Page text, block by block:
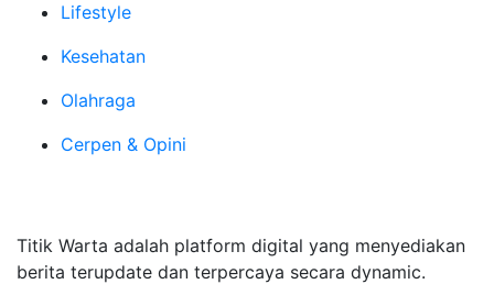
Lifestyle
Kesehatan
Olahraga
Cerpen & Opini
Titik Warta adalah platform digital yang menyediakan
berita terupdate dan terpercaya secara dynamic.